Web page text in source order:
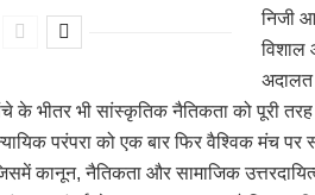
निजी
विशाल
अदालत
भीतर भी सांस्कृतिक नैतिकता को पूरी तरह
न्यायिक परंपरा को एक बार फिर वैश्विक
कानून, नैतिकता और सामाजिक